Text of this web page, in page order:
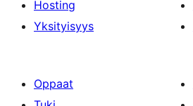
Hosting
Yksityisyys
Oppaat